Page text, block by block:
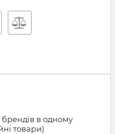
в одному
товари)